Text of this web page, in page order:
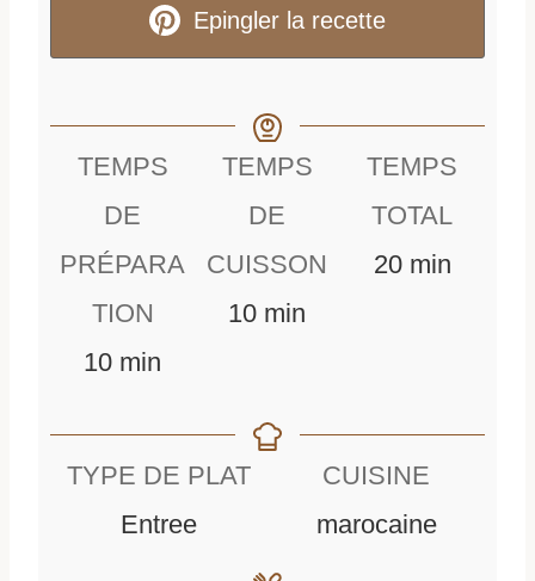
Epingler la recette
TEMPS
DE
PRÉPARA
TION
10mmin
TEMPS
DE
CUISSON
10m
u
min
TEMPS
TOTAL
20m
e
min
TYPE DE PLAT
Entree
CUISINE
marocaine